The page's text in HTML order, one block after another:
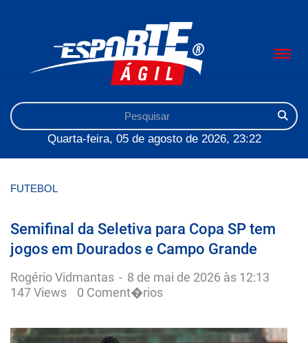
Quarta-feira, 05 de agosto de 2026, 23:22
FUTEBOL
Semifinal da Seletiva para Copa SP tem
jogos em Dourados e Campo Grande
Rogério Vidmantas - 8 de mai de 2026 às 12:13
147 Views
0 Coment�rios